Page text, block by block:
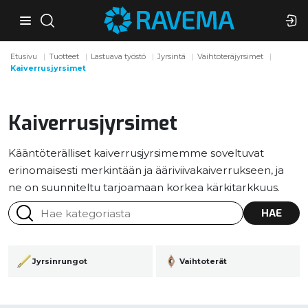
Etusivu Tuotteet Lastuava työstö Jyrsintä
Vaihtoteräjyrsimet
Kaiverrusjyrsimet
Kaiverrusjyrsimet
Kääntöterälliset kaiverrusjyrsimemme soveltuvat
erinomaisesti merkintään ja ääriviivakaiverrukseen, ja
ne on suunniteltu tarjoamaan korkea kärkitarkkuus.
HAE
Jyrsinrungot Vaihtoterät